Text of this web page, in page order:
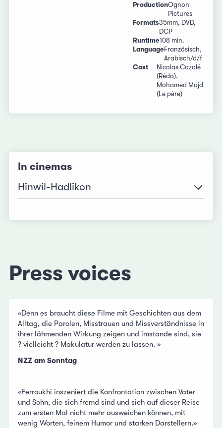
ProductionOgnon
Pictures
Formats35mm, DVD,
DCP
Runtime108 min.
LanguageFranzösisch,
Arabisch/d/f
Cast
Nicolas Cazalé
(Réda),
Mohamed Majd
(Le père)
In cinemas
Hinwil-Hadlikon
Press voices
«Denn es braucht diese Filme mit Geschichten aus dem
Alltag, die Parolen, Misstrauen und Missverständnisse in
ihrer lähmenden Wirkung zeigen und imstande sind, sie
? vielleicht ? Makulatur werden zu lassen. »
NZZ am Sonntag
«Ferroukhi inszeniert die Konfrontation zwischen Vater
und Sohn, die sich fremd sind und sich auf dieser Reise
zum ersten Mal nicht mehr ausweichen können, mit
wenig Worten, feinem Humor und starken Darstellern.»